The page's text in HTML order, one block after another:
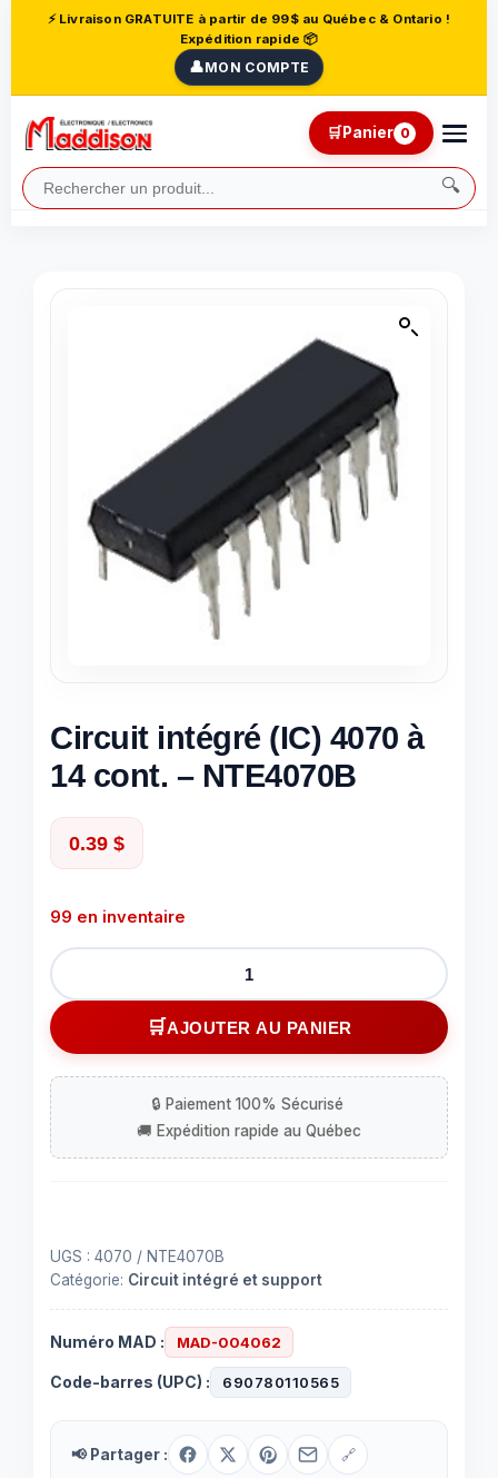
⚡ Livraison GRATUITE à partir de 99$ au Québec & Ontario !
Expédition rapide 📦
👤MON COMPTE
🔍
🛒Panier 0
Circuit intégré (IC) 4070 à
14 cont. – NTE4070B
0.39 $
99 en inventaire
quantité
de
Circuit
intégré
(IC)
4070
à
14
AJOUTER AU PANIER
UGS : 4070 / NTE4070B
Catégorie: Circuit intégré et support
Numéro MAD : MAD-004062
Code-barres (UPC) : 690780110565
📢 Partager : 🔗